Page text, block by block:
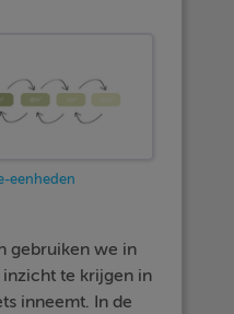
eenheden
gebruiken we in
te krijgen in
inneemt. In de